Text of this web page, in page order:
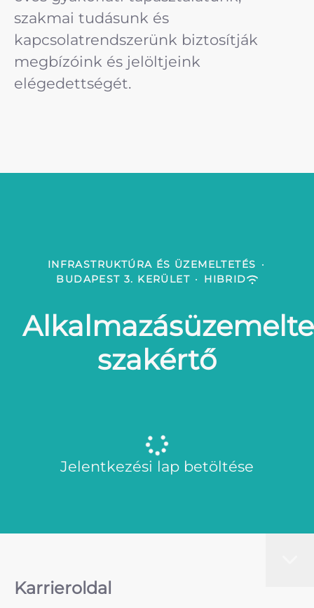
szakmai tudásunk és
kapcsolatrendszerünk biztosítják
megbízóink és jelöltjeink
elégedettségét.
INFRASTRUKTÚRA ÉS ÜZEMELTETÉS ·
BUDAPEST 3. KERÜLET · HIBRID
szakértő
Jelentkezési lap betöltése
Karrieroldal